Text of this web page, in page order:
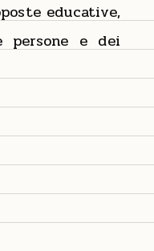
educative,
e dei